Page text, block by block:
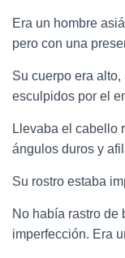
Era un hombre
pero con una
Su cuerpo era
esculpidos por el
Llevaba el cabello
ángulos duros y
Su rostro estaba
No había rastro de
imperfección. Era